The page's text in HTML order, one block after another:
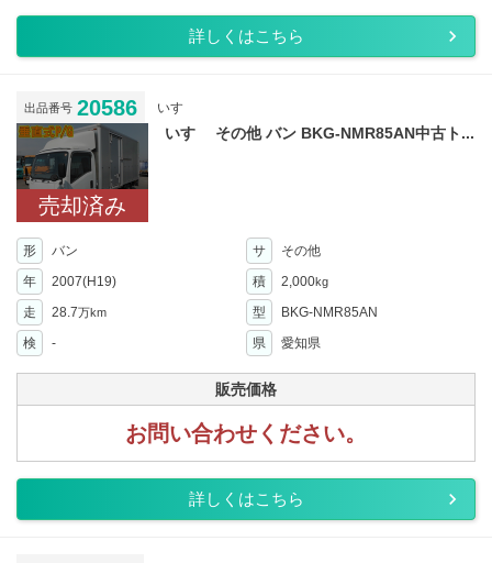
詳しくはこちら
出品番号 20586 いすゞ
売却済み
いすゞ その他 バン BKG-NMR85AN中古ト...
形 バン サ
その他
年
2007(H19) 積 2,000kg
走 28.7万km 型
BKG-NMR85AN
検
- 県 愛知県
販売価格
お問い合わせください。
詳しくはこちら